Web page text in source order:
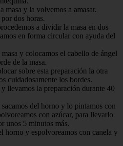
masa y la volvemos a amasar.
dos horas.
a dividir la masa en dos
en forma circular con ayuda del
y colocamos el cabello de ángel
de la masa.
sobre esta preparación la otra
cuidadosamente los bordes.
llevamos la preparación durante 40
del horno y lo pintamos con
con azúcar, para llevarlo
unos 5 minutos más.
horno y espolvoreamos con canela y